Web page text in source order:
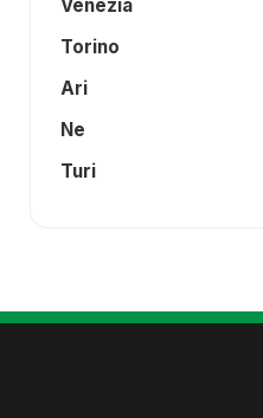
Venezia
Torino
Ari
Ne
Turi